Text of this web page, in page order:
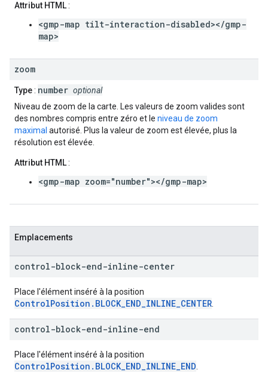
Attribut HTML:
<gmp-map tilt-interaction-disabled></gmp-
map>
zoom
Type: number optional
Niveau de zoom de la carte. Les valeurs de zoom valides sont
des nombres compris entre zéro et le niveau de zoom
maximal autorisé. Plus la valeur de zoom est élevée, plus la
résolution est élevée.
Attribut HTML:
<gmp-map zoom="number"></gmp-map>
Emplacements
control-block-end-inline-center
Place l'élément inséré à la position
ControlPosition.BLOCK_END_INLINE_CENTER
control-block-end-inline-end
Place l'élément inséré à la position
ControlPosition.BLOCK_END_INLINE_END